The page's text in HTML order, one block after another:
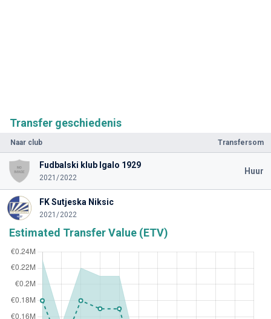
Transfer geschiedenis
Naar club Transfersom
Fudbalski klub Igalo 1929
2021/2022
Huur
FK Sutjeska Niksic
2021/2022
Estimated Transfer Value (ETV)